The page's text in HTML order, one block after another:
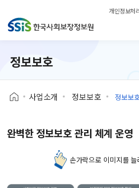
개인정보처
정보보호
사업소개 정보보호 정보보
완벽한 정보보호 관리 체계 운영
손가락으로 이미지를